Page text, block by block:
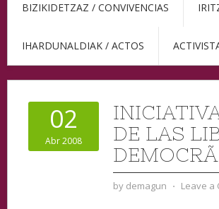
BIZIKIDETZAZ / CONVIVENCIAS
IHARDUNALDIAK / ACTOS
02
Abr 2008
DE LAS
by demagun ⋅ Leave a